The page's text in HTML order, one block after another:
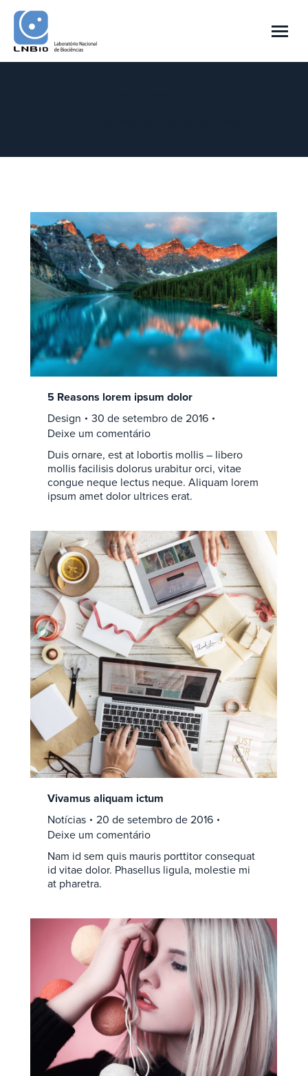
5 Reasons lorem ipsum dolor
Design
30 de setembro de 2016
Deixe um comentário
Duis ornare, est at lobortis mollis – libero
mollis facilisis dolorus urabitur orci, vitae
congue neque lectus neque. Aliquam lorem
ipsum amet dolor ultrices erat.
Vivamus aliquam ictum
Notícias
20 de setembro de 2016
Deixe um comentário
Nam id sem quis mauris porttitor consequat
id vitae dolor. Phasellus ligula, molestie mi
at pharetra.